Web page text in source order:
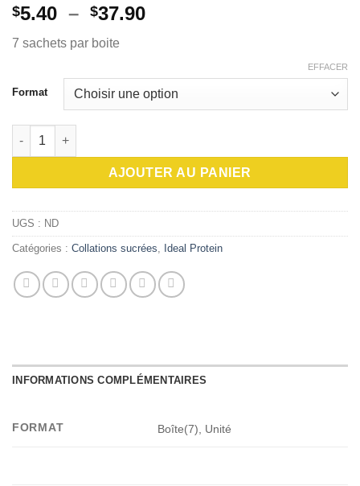
$5.40 – $37.90Plage
à
$37.90
7 sachets par boite
Format
EFFACER
quantité de Boules pommes-cannelle (tx) (R)
AJOUTER AU PANIER
UGS : ND
Catégories : Collations sucrées, Ideal Protein
INFORMATIONS COMPLÉMENTAIRES
FORMAT Boîte(7), Unité